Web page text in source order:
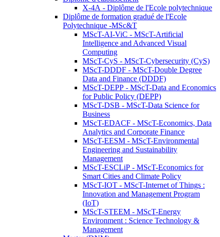
X-4A - Diplôme de l'Ecole polytechnique
Diplôme de formation gradué de l'Ecole
Polytechnique -MSc&T
MScT-AI-ViC - MScT-Artificial
Intelligence and Advanced Visual
Computing
MScT-CyS - MScT-Cybersecurity (CyS)
MScT-DDDF - MScT-Double Degree
Data and Finance (DDDF)
MScT-DEPP - MScT-Data and Economics
for Public Policy (DEPP)
MScT-DSB - MScT-Data Science for
Business
MScT-EDACF - MScT-Economics, Data
Analytics and Corporate Finance
MScT-EESM - MScT-Environmental
Engineering and Sustainability
Management
MScT-ESCLiP - MScT-Economics for
Smart Cities and Climate Policy
MScT-IOT - MScT-Internet of Things :
Innovation and Management Program
(IoT)
MScT-STEEM - MScT-Energy
Environment : Science Technology &
Management